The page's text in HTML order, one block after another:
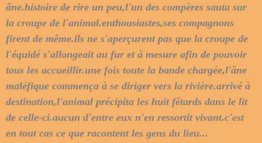
âne.histoire de rire un peu,l'un des compères sauta sur
la croupe de l'animal.enthousiastes,ses compagnons
firent de même.ils ne s'aperçurent pas que la croupe de
l'équidé s'allongeait au fur et à mesure afin de pouvoir
tous les accueillir.une fois toute la bande chargée,l'âne
maléfique commença à se diriger vers la rivière.arrivé à
destination,l'animal précipita les huit fêtards dans le lit
de celle-ci.aucun d'entre eux n'en ressortit vivant.c'est
en tout cas ce que racontent les gens du lieu...